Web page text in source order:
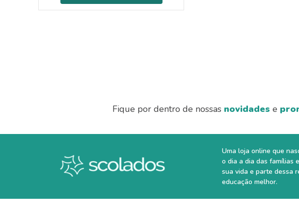
Fique por dentro de nossas novidades e
Uma loja online que
o dia a dia das famílias
sua vida e parte dessa
educação melhor.